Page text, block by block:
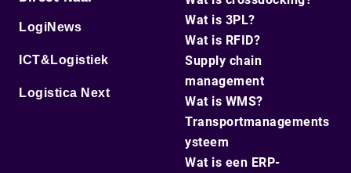
LogiNews
ICT&Logistiek
Logistica Next
Wat is 3PL?
Wat is RFID?
Supply chain
management
Wat is WMS?
Transportmanagements
ysteem
Wat is een ERP-